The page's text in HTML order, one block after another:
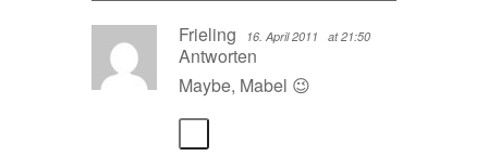
Frieling 16. April 2011 at 21:50
Antworten
Maybe, Mabel 😉